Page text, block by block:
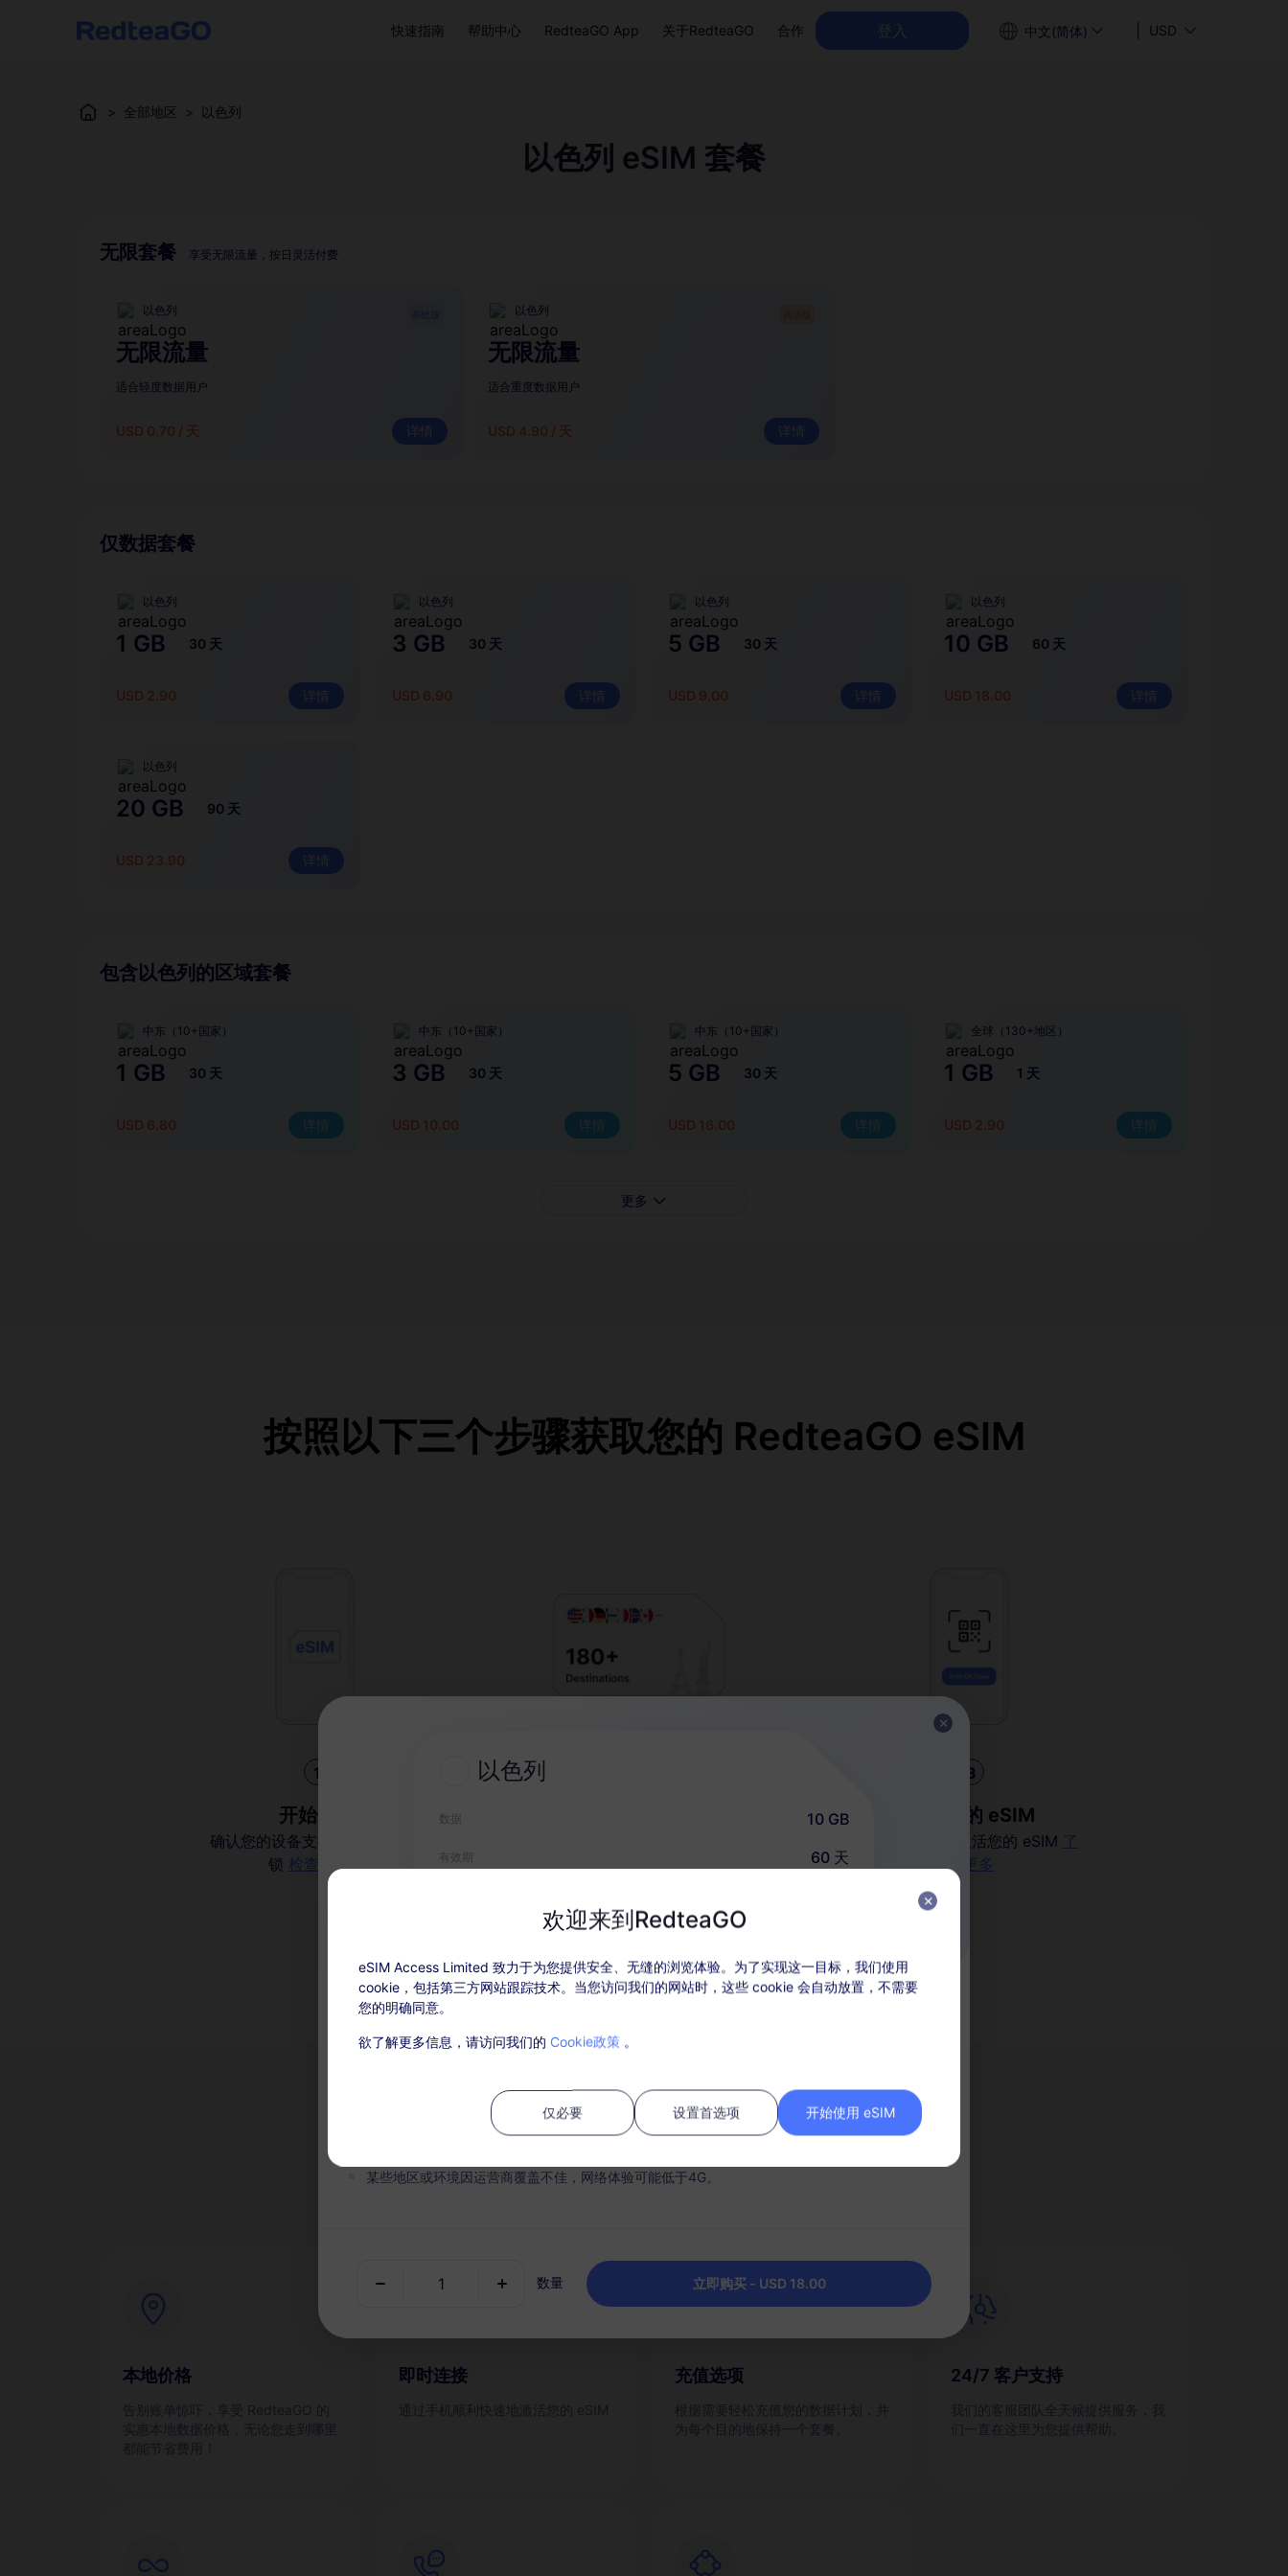
快速指南 帮助中心 RedteaGO App 关于RedteaGO 合作 登入 中文(简体) USD
> 全部地区 > 以色列
以色列 eSIM 套餐
无限套餐 享受无限流量，按日灵活付费
以色列
无限流量
适合轻度数据用户
USD 0.70 / 天 详情
以色列
无限流量
适合重度数据用户
USD 4.90 / 天 详情
仅数据套餐
以色列
1 GB 30 天
USD 2.90 详情
以色列
3 GB 30 天
USD 6.90 详情
以色列
5 GB 30 天
USD 9.00 详情
以色列
10 GB 60 天
USD 18.00 详情
以色列
20 GB 90 天
USD 23.90 详情
包含以色列的区域套餐
中东（10+国家）
1 GB 30 天
USD 6.80 详情
中东（10+国家）
3 GB 30 天
USD 10.00 详情
中东（10+国家）
5 GB 30 天
USD 16.00 详情
全球（130+地区）
1 GB 1 天
USD 2.90 详情
更多
按照以下三个步骤获取您的 RedteaGO eSIM
1
开始使用
确认您的设备支持 eSIM 并且解
锁 检查兼容性
3
安装您的 eSIM
扫描二维码以激活您的 eSIM
了
解更多
为什么选择 RedteaGO eSIM？
本地价格 即时连接 充值选项 24/7 客户支持
以色列
数据 10 GB
有效期 60 天
本服务无需SIM卡，购买后请在30天内激活，过期未激活套餐将无法使用和退款；
在有效期内，套餐流量使用完毕，则会停止服务；
某些地区或环境因运营商覆盖不佳，网络体验可能低于4G。
数量 立即购买 - USD 18.00
欢迎来到RedteaGO
eSIM Access Limited 致力于为您提供安全、无缝的浏览体验。为了实现这一目标，我们使用
cookie，包括第三方网站跟踪技术。当您访问我们的网站时，这些 cookie 会自动放置，不需要
您的明确同意。
欲了解更多信息，请访问我们的 Cookie政策 。
仅必要 设置首选项 开始使用 eSIM